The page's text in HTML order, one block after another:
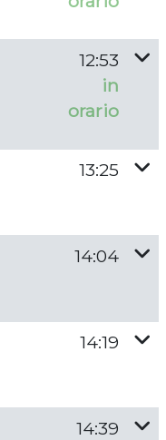
12:53
in
orario
13:25
14:04
14:19
14:39